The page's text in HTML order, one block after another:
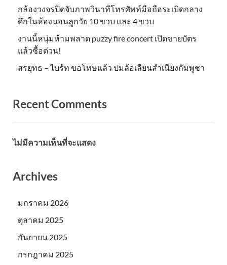
กล้องวงจรปิดจับภาพวินาทีโทรศัพท์มือถือระเบิดกลาง
ดึกในห้องนอนลูกวัย 10 ขวบ และ 4 ขวบ
งานนี้หนุ่มห้ามพลาด puzzy fire concert เปิดขายบัตร
แล้วซื้อด่วน!
สรยุทธ – ไบร์ท ขอโทษแล้ว ปมล้อเลียนสำเนียงกัมพูชา
Recent Comments
ไม่มีความเห็นที่จะแสดง
Archives
มกราคม 2026
ตุลาคม 2025
กันยายน 2025
กรกฎาคม 2025